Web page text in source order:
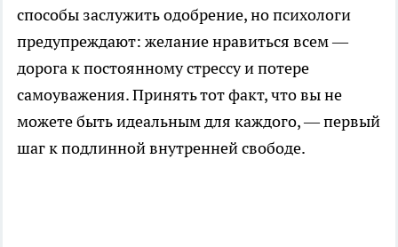
способы заслужить одобрение, но психологи
предупреждают: желание нравиться всем —
дорога к постоянному стрессу и потере
самоуважения. Принять тот факт, что вы не
можете быть идеальным для каждого, — первый
шаг к подлинной внутренней свободе.